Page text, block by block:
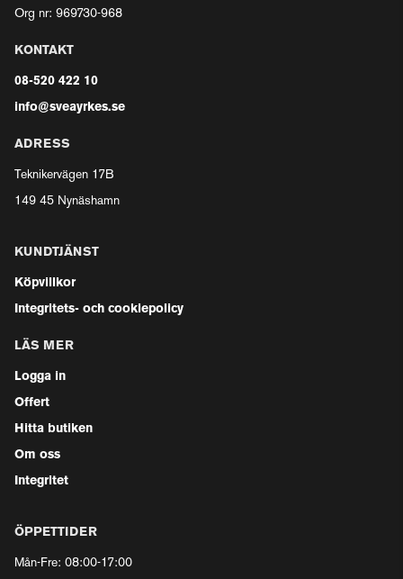
Org nr: 969730-968
KONTAKT
08-520 422 10
info@sveayrkes.se
ADRESS
Teknikervägen 17B
149 45 Nynäshamn
KUNDTJÄNST
Köpvillkor
Integritets- och cookiepolicy
LÄS MER
Logga in
Offert
Hitta butiken
Om oss
Integritet
ÖPPETTIDER
Mån-Fre: 08:00-17:00